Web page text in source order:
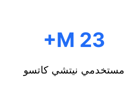
23 M
مستخدمي نيتشي كاتسو